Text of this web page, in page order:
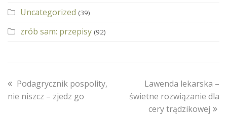
Uncategorized (39)
zrób sam: przepisy (92)
previous
post:
Podagrycznik pospolity,
nie niszcz – zjedz go
next
post:
Lawenda lekarska –
świetne rozwiązanie dla
cery trądzikowej